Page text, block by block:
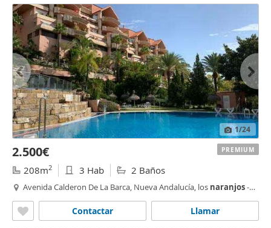
1/24
2.500€
208m2 3 Hab 2 Baños
Avenida Calderon De La Barca, Nueva Andalucía, los naranjos-
Llamar
Contactar
PREMIUM